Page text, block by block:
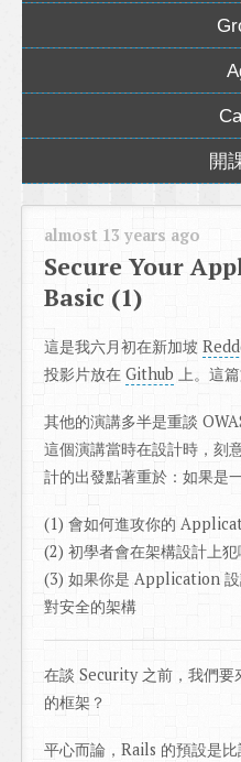
開
almost 13 years ago
Secure Your
Basic (1)
這是我六月初在新加坡
投影片放在 Github 上。這
其他的演講多半是重談
這個演講當時在設計時，刻
計的出發點著重於：如果是
(1) 會如何進攻你的
(2) 初學者會在架構設計上犯
(3) 如果你是 Application
對安全的架構
在談 Security 之前，我們要
的框架？
平心而論，Rails 的預設是